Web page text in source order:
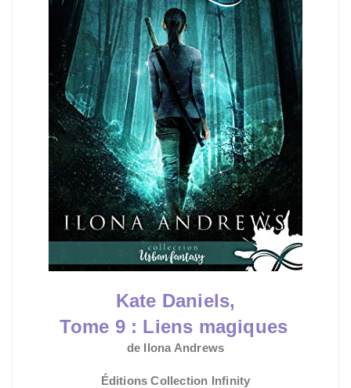
Kate Daniels,
Tome 9 : Liens magiques
de Ilona Andrews
Éditions Collection Infinity